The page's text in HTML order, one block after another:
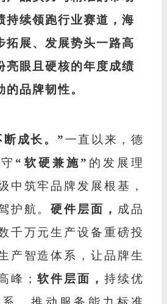
持续领跑行业赛道，海
拓展、发展势头一路高
亮眼且硬核的年度成绩
品牌韧性。
成长。”一直以来，德
“软硬兼施” 的发展理
中筑牢品牌发展根基，
护航。硬件层面， 成品
千万元生产设备重磅投
产智造体系，让品牌生
峰； 软件层面，持续优